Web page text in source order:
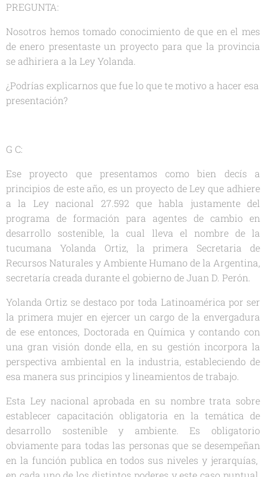
PREGUNTA:
Nosotros hemos tomado conocimiento de que en el mes
de enero presentaste un proyecto para que la provincia
se adhiriera a la Ley Yolanda.
¿Podrías explicarnos que fue lo que te motivo a hacer esa
presentación?
G C:
Ese proyecto que presentamos como bien decís a
principios de este año, es un proyecto de Ley que adhiere
a la Ley nacional 27.592 que habla justamente del
programa de formación para agentes de cambio en
desarrollo sostenible, la cual lleva el nombre de la
tucumana Yolanda Ortiz, la primera Secretaria de
Recursos Naturales y Ambiente Humano de la Argentina,
secretaría creada durante el gobierno de Juan D. Perón.
Yolanda Ortiz se destaco por toda Latinoamérica por ser
la primera mujer en ejercer un cargo de la envergadura
de ese entonces, Doctorada en Química y contando con
una gran visión donde ella, en su gestión incorpora la
perspectiva ambiental en la industria, estableciendo de
esa manera sus principios y lineamientos de trabajo.
Esta Ley nacional aprobada en su nombre trata sobre
establecer capacitación obligatoria en la temática de
desarrollo sostenible y ambiente. Es obligatorio
obviamente para todas las personas que se desempeñan
en la función publica en todos sus niveles y jerarquías,